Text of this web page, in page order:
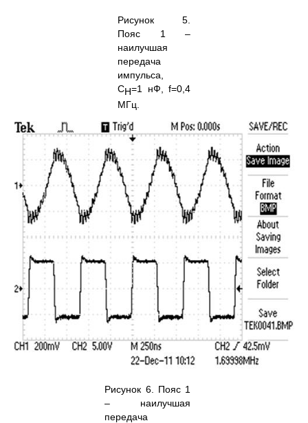
Рисунок 5.
Пояс 1 –
наилучшая
передача
импульса,
СH=1 нФ, f=0,4
МГц.
Рисунок 6. Пояс 1
– наилучшая
передача